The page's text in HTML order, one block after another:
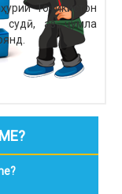
Тоҷикистон
судӣ, аз ҷумла